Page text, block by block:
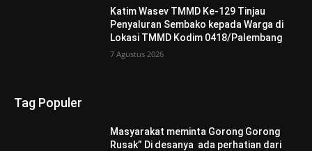
Katim Wasev TMMD Ke-129 Tinjau
Penyaluran Sembako kepada Warga di
Lokasi TMMD Kodim 0418/Palembang
7 Agustus 2026
Tag Populer
Masyarakat meminta Gorong Gorong
Rusak” Di desanya ada perhatian dari